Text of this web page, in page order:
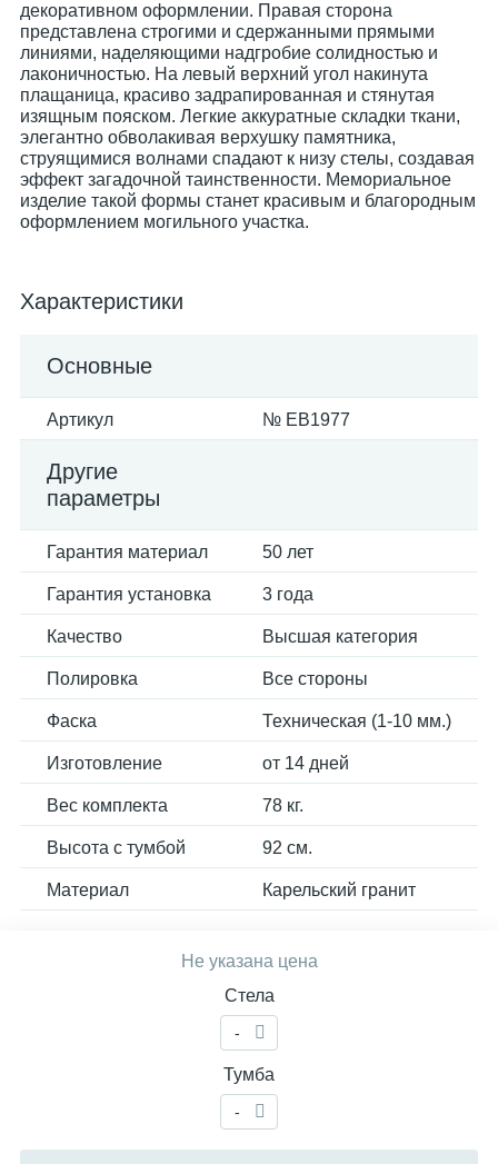
декоративном оформлении. Правая сторона
представлена строгими и сдержанными прямыми
линиями, наделяющими надгробие солидностью и
лаконичностью. На левый верхний угол накинута
плащаница, красиво задрапированная и стянутая
изящным пояском. Легкие аккуратные складки ткани,
элегантно обволакивая верхушку памятника,
струящимися волнами спадают к низу стелы, создавая
эффект загадочной таинственности. Мемориальное
изделие такой формы станет красивым и благородным
оформлением могильного участка.
Характеристики
Основные
Артикул № EB1977
Другие
параметры
Гарантия материал 50 лет
Гарантия установка 3 года
Качество Высшая категория
Полировка Все стороны
Фаска Техническая (1-10 мм.)
Изготовление от 14 дней
Вес комплекта 78 кг.
Высота с тумбой 92 см.
Материал Карельский гранит
Не указана цена
Стела
-
Тумба
-